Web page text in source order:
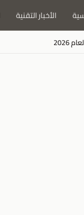
الأخبار التقنية